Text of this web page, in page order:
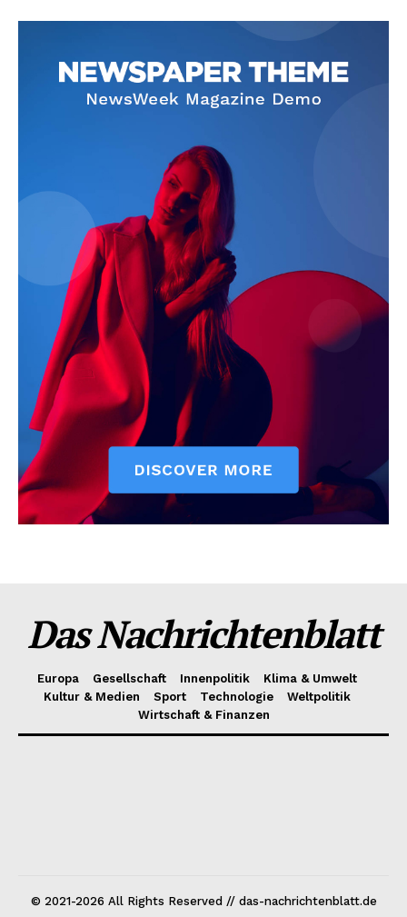
Das Nachrichtenblatt
Europa Gesellschaft Innenpolitik
Klima & Umwelt
Kultur & Medien
Sport Technologie
Weltpolitik
Wirtschaft & Finanzen
© 2021-2026 All Rights Reserved // das-nachrichtenblatt.de